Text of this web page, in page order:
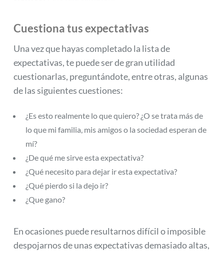
Cuestiona tus expectativas
Una vez que hayas completado la lista de
expectativas, te puede ser de gran utilidad
cuestionarlas, preguntándote, entre otras, algunas
de las siguientes cuestiones:
¿Es esto realmente lo que quiero? ¿O se trata más de
lo que mi familia, mis amigos o la sociedad esperan de
mí?
¿De qué me sirve esta expectativa?
¿Qué necesito para dejar ir esta expectativa?
¿Qué pierdo si la dejo ir?
¿Que gano?
En ocasiones puede resultarnos difícil o imposible
despojarnos de unas expectativas demasiado altas,